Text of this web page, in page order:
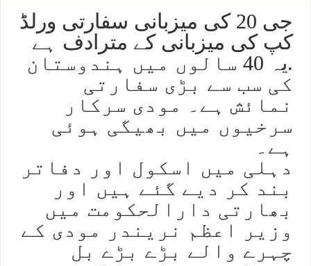
جی 20 کی میزبانی سفارتی ورلڈ
کپ کی میزبانی کے مترادف ہے
.یہ 40 سالوں میں ہندوستان
کی سب سے بڑی سفارتی
نمائش ہے۔ مودی سرکار
سرخیوں میں بھیگی ہوئی
ہے۔
دہلی میں اسکول اور دفاتر
بند کر دیے گئے ہیں اور
بھارتی دارالحکومت میں
وزیر اعظم نریندر مودی کے
چہرے والے بڑے بڑے بل